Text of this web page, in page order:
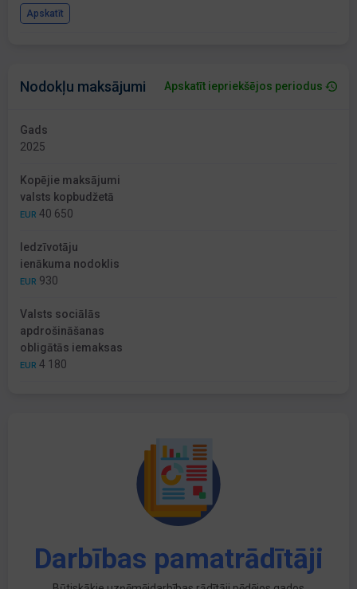
Apskatīt
Nodokļu maksājumi Apskatīt iepriekšējos periodus
Gads
2025
Kopējie maksājumi
valsts kopbudžetā
EUR 40 650
Iedzīvotāju
ienākuma nodoklis
EUR 930
Valsts sociālās
apdrošināšanas
obligātās iemaksas
EUR 4 180
Darbības pamatrādītāji